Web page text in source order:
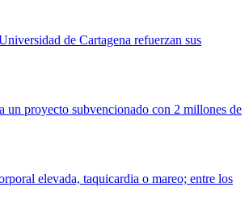
de Cartagena refuerzan sus
proyecto subvencionado con 2 millones de
elevada, taquicardia o mareo; entre los